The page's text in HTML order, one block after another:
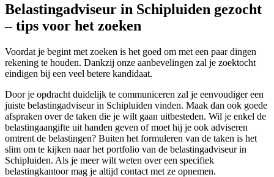
Belastingadviseur in Schipluiden gezocht
– tips voor het zoeken
Voordat je begint met zoeken is het goed om met een paar dingen
rekening te houden. Dankzij onze aanbevelingen zal je zoektocht
eindigen bij een veel betere kandidaat.
Door je opdracht duidelijk te communiceren zal je eenvoudiger een
juiste belastingadviseur in Schipluiden vinden. Maak dan ook goede
afspraken over de taken die je wilt gaan uitbesteden. Wil je enkel de
belastingaangifte uit handen geven of moet hij je ook adviseren
omtrent de belastingen? Buiten het formuleren van de taken is het
slim om te kijken naar het portfolio van de belastingadviseur in
Schipluiden. Als je meer wilt weten over een specifiek
belastingkantoor mag je altijd contact met ze opnemen.